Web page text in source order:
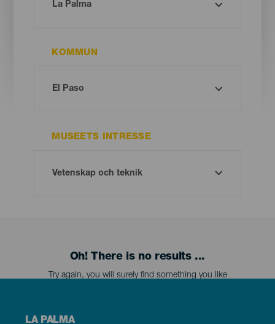
KOMMUN
MUSEETS INTRESSE
Oh! There is no results ...
Try again, you will surely find something you like
Menú
LA PALMA